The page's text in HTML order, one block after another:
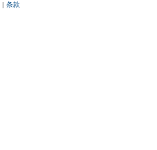
| 条款